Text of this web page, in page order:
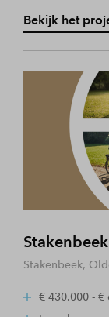
Bekijk het
Stakenbeek,
€ 430.000 - €